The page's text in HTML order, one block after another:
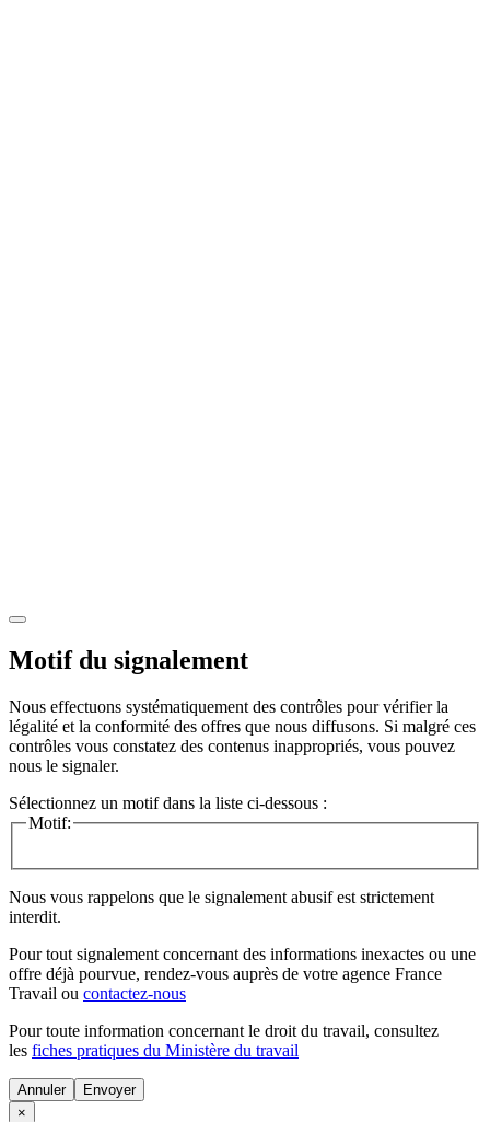
Motif du signalement
Nous effectuons systématiquement des contrôles pour vérifier la
légalité et la conformité des offres que nous diffusons. Si malgré ces
contrôles vous constatez des contenus inappropriés, vous pouvez
nous le signaler.
Sélectionnez un motif dans la liste ci-dessous :
Motif:
Nous vous rappelons que le signalement abusif est strictement
interdit.
Pour tout signalement concernant des informations inexactes ou une
offre déjà pourvue, rendez-vous auprès de votre agence France
Travail ou contactez-nous
Pour toute information concernant le droit du travail, consultez
les fiches pratiques du Ministère du travail
Annuler
×